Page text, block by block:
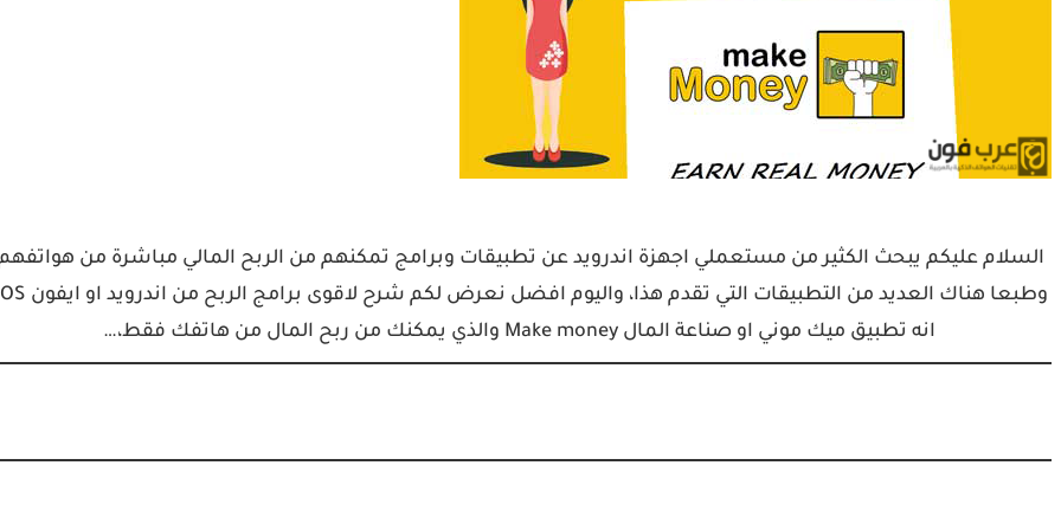
السلام عليكم يبحث الكثير من مستعملي اجهزة اندرويد عن تطبيقات وبرامج تمكنهم من الربح المالي مباشرة من
انه تطبيق ميك موني او صناعة المال Make money والذي يمكنك من ربح المال من هاتفك فقط،…